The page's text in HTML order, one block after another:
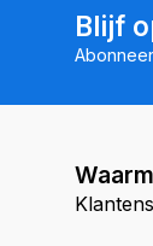
Blijf